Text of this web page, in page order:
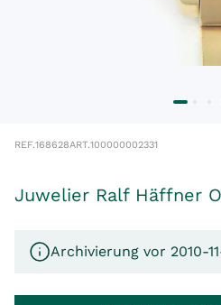
REF.168628ART.100000002331
Juwelier Ralf Häffner
Archivierung vor 2010-